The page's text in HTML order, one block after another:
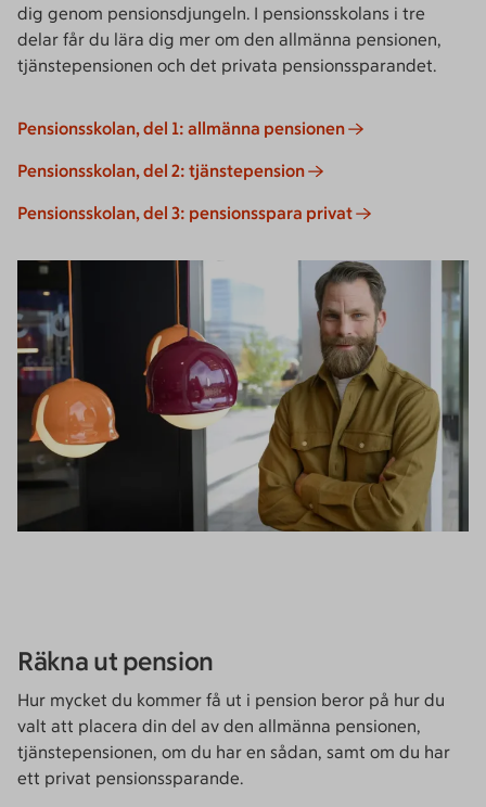
dig genom pensionsdjungeln. I pensionsskolans i tre
delar får du lära dig mer om den allmänna pensionen,
tjänstepensionen och det privata pensionssparandet.
Pensionsskolan, del 1: allmänna pensionen
Pensionsskolan, del 2: tjänstepension
Pensionsskolan, del 3: pensionsspara privat
Räkna ut pension
Hur mycket du kommer få ut i pension beror på hur du
valt att placera din del av den allmänna pensionen,
tjänstepensionen, om du har en sådan, samt om du har
ett privat pensionssparande.